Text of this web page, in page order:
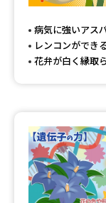
新学年スタート号特
（高3生用）
SELFBRAND特集ページ
オープンキャンパス検
来場型・Web型イベ
病気に強いアス
レンコンができ
花弁が白く縁取